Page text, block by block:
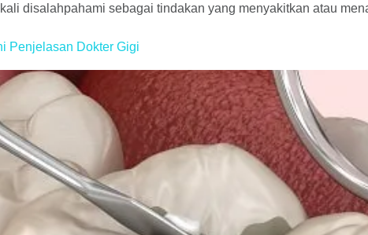
disalahpahami sebagai tindakan yang menyakitkan atau
Penjelasan Dokter Gigi